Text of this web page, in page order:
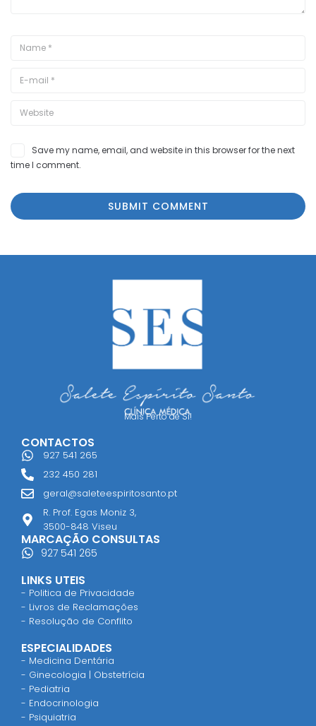
Save my name, email, and website in this browser for the next
time I comment.
Mais Perto de Si!
CONTACTOS
927 541 265
232 450 281
geral@saleteespiritosanto.pt
R. Prof. Egas Moniz 3,
3500-848 Viseu
MARCAÇÃO CONSULTAS
927 541 265
LINKS UTEIS
- Politica de Privacidade
- Livros de Reclamações
- Resolução de Conflito
ESPECIALIDADES
- Medicina Dentária
- Ginecologia | Obstetrícia
- Pediatria
- Endocrinologia
- Psiquiatria